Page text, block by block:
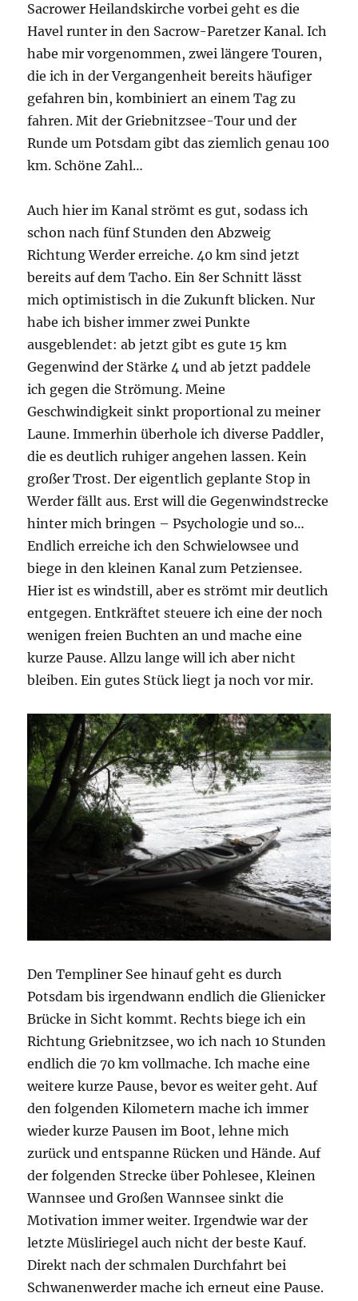
Sacrower Heilandskirche vorbei geht es die
Havel runter in den Sacrow-Paretzer Kanal. Ich
habe mir vorgenommen, zwei längere Touren,
die ich in der Vergangenheit bereits häufiger
gefahren bin, kombiniert an einem Tag zu
fahren. Mit der Griebnitzsee-Tour und der
Runde um Potsdam gibt das ziemlich genau 100
km. Schöne Zahl…
Auch hier im Kanal strömt es gut, sodass ich
schon nach fünf Stunden den Abzweig
Richtung Werder erreiche. 40 km sind jetzt
bereits auf dem Tacho. Ein 8er Schnitt lässt
mich optimistisch in die Zukunft blicken. Nur
habe ich bisher immer zwei Punkte
ausgeblendet: ab jetzt gibt es gute 15 km
Gegenwind der Stärke 4 und ab jetzt paddele
ich gegen die Strömung. Meine
Geschwindigkeit sinkt proportional zu meiner
Laune. Immerhin überhole ich diverse Paddler,
die es deutlich ruhiger angehen lassen. Kein
großer Trost. Der eigentlich geplante Stop in
Werder fällt aus. Erst will die Gegenwindstrecke
hinter mich bringen – Psychologie und so…
Endlich erreiche ich den Schwielowsee und
biege in den kleinen Kanal zum Petziensee.
Hier ist es windstill, aber es strömt mir deutlich
entgegen. Entkräftet steuere ich eine der noch
wenigen freien Buchten an und mache eine
kurze Pause. Allzu lange will ich aber nicht
bleiben. Ein gutes Stück liegt ja noch vor mir.
Den Templiner See hinauf geht es durch
Potsdam bis irgendwann endlich die Glienicker
Brücke in Sicht kommt. Rechts biege ich ein
Richtung Griebnitzsee, wo ich nach 10 Stunden
endlich die 70 km vollmache. Ich mache eine
weitere kurze Pause, bevor es weiter geht. Auf
den folgenden Kilometern mache ich immer
wieder kurze Pausen im Boot, lehne mich
zurück und entspanne Rücken und Hände. Auf
der folgenden Strecke über Pohlesee, Kleinen
Wannsee und Großen Wannsee sinkt die
Motivation immer weiter. Irgendwie war der
letzte Müsliriegel auch nicht der beste Kauf.
Direkt nach der schmalen Durchfahrt bei
Schwanenwerder mache ich erneut eine Pause.